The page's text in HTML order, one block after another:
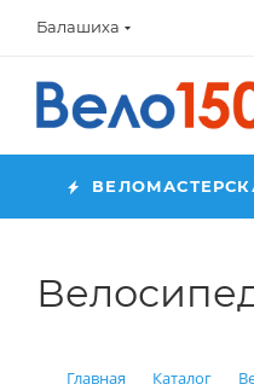
Балашиха
Главная Каталог